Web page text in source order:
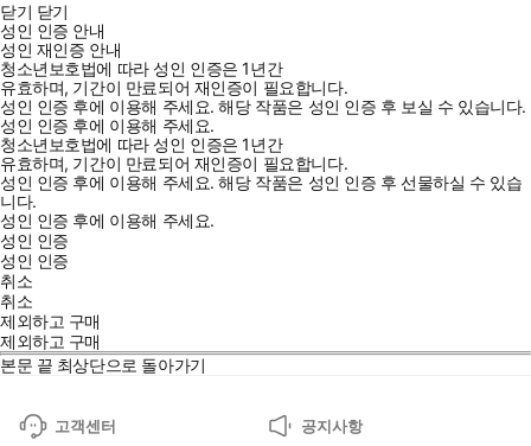
닫기 닫기
성인 인증 안내
성인 재인증 안내
청소년보호법에 따라 성인 인증은 1년간
유효하며, 기간이 만료되어 재인증이 필요합니다.
성인 인증 후에 이용해 주세요.해당 작품은 성인 인증 후 보실 수 있습니다.
성인 인증 후에 이용해 주세요.
청소년보호법에 따라 성인 인증은 1년간
유효하며, 기간이 만료되어 재인증이 필요합니다.
성인 인증 후에 이용해 주세요.해당 작품은 성인 인증 후 선물하실 수 있습
니다.
성인 인증 후에 이용해 주세요.
성인 인증
성인 인증
취소
취소
제외하고 구매
제외하고 구매
본문 끝 최상단으로 돌아가기
고객센터 공지사항